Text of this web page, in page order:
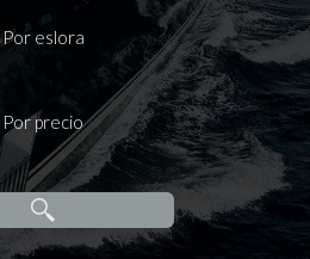
Por eslora
Por precio